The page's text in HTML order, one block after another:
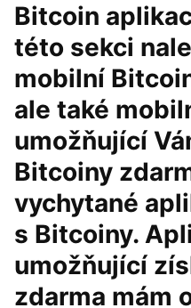
Bitcoin
této sekci
mobilní
ale také
umožňující
Bitcoiny
vychytané
s Bitcoiny.
umožňující
zdarma mám